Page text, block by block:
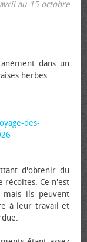
au 15 octobre
dans un
herbes.
des-
d'obtenir du
récoltes. Ce n'est
ils peuvent
à leur travail et